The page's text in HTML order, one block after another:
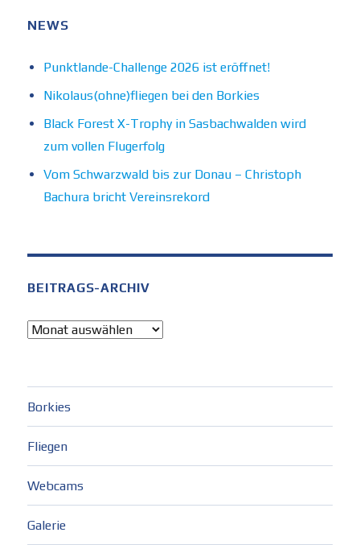
NEWS
Punktlande-Challenge 2026 ist eröffnet!
Nikolaus(ohne)fliegen bei den Borkies
Black Forest X-Trophy in Sasbachwalden wird
zum vollen Flugerfolg
Vom Schwarzwald bis zur Donau – Christoph
Bachura bricht Vereinsrekord
BEITRAGS-ARCHIV
Beitrags-
Borkies
Fliegen
Webcams
Galerie